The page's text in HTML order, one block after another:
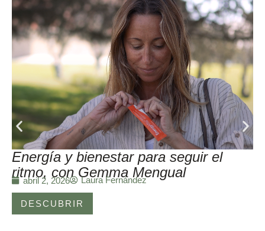
Energía y bienestar para seguir el
ritmo, con Gemma Mengual
abril 2, 2026 Laura Fernández
DESCUBRIR